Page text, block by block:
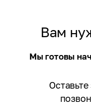
Вам
Мы готовы